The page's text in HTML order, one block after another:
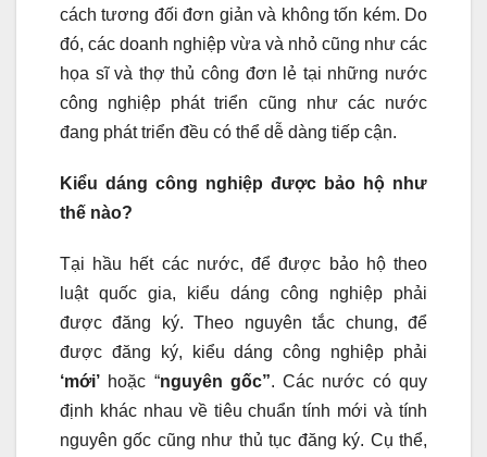
cách tương đối đơn giản và không tốn kém. Do
đó, các doanh nghiệp vừa và nhỏ cũng như các
họa sĩ và thợ thủ công đơn lẻ tại những nước
công nghiệp phát triển cũng như các nước
đang phát triển đều có thể dễ dàng tiếp cận.
Kiểu dáng công nghiệp được bảo hộ như
thế nào?
Tại hầu hết các nước, để được bảo hộ theo
luật quốc gia, kiểu dáng công nghiệp phải
được đăng ký. Theo nguyên tắc chung, để
được đăng ký, kiểu dáng công nghiệp phải
‘mới’ hoặc “nguyên gốc”. Các nước có quy
định khác nhau về tiêu chuẩn tính mới và tính
nguyên gốc cũng như thủ tục đăng ký. Cụ thể,